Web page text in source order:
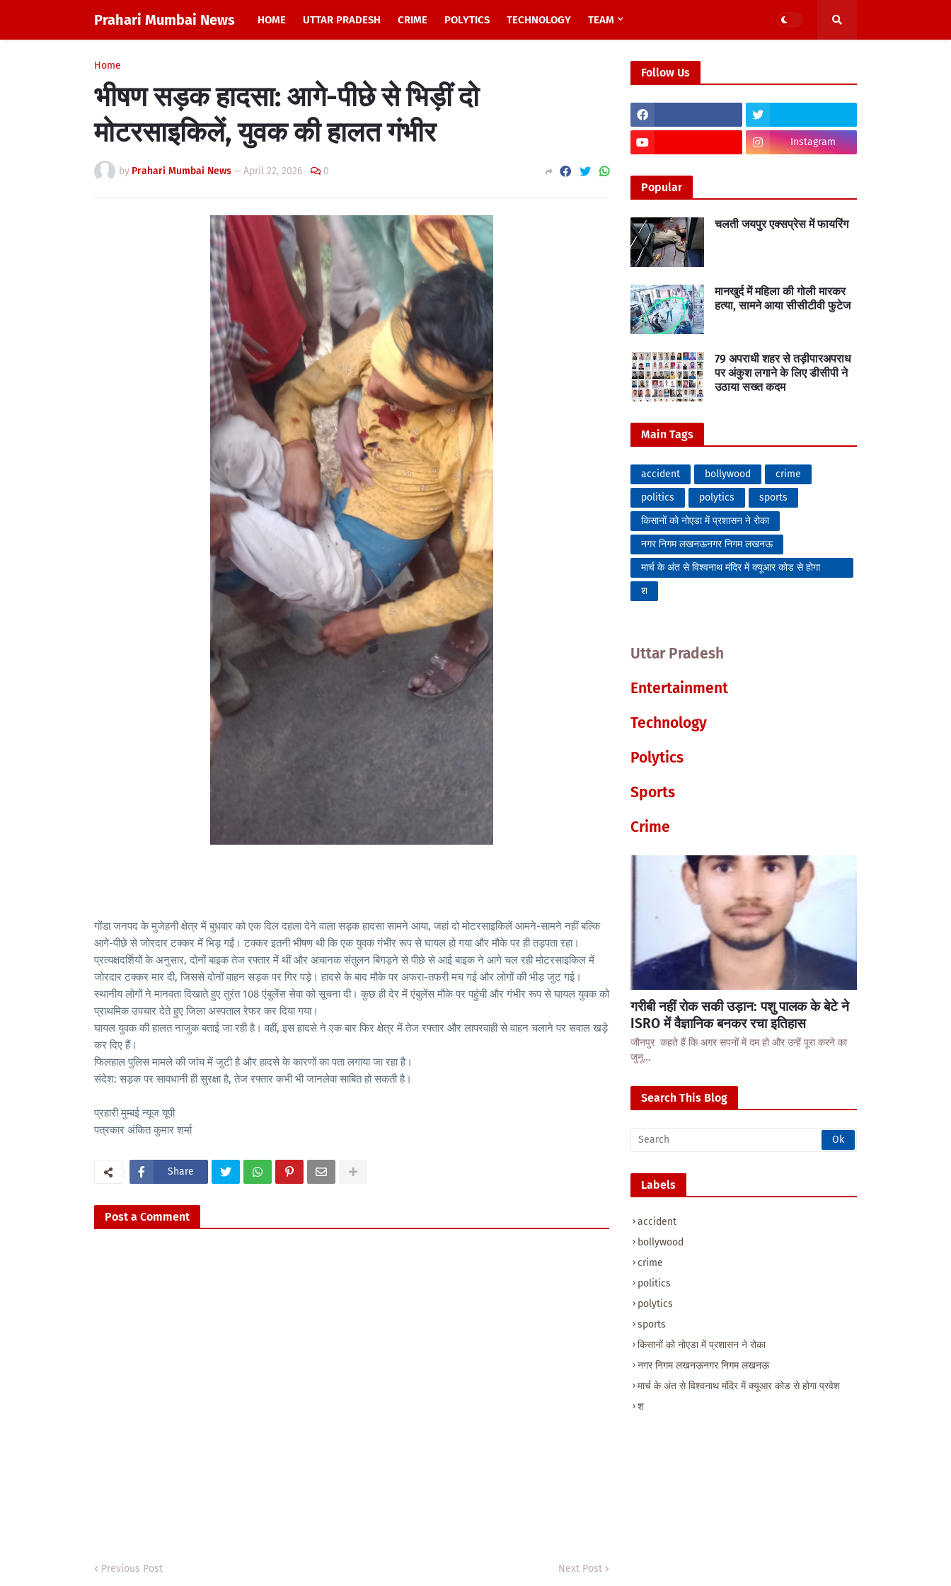
Prahari Mumbai News HOME UTTAR PRADESH CRIME POLYTICS TECHNOLOGY TEAM
Home
भीषण सड़क हादसा: आगे-पीछे से भिड़ीं दो
मोटरसाइकिलें, युवक की हालत गंभीर
by Prahari Mumbai News—April 22, 2026 0
गोंडा जनपद के मुजेहनी क्षेत्र में बुधवार को एक दिल दहला देने वाला सड़क हादसा सामने आया, जहां दो मोटरसाइकिलें आमने-सामने नहीं बल्कि
आगे-पीछे से जोरदार टक्कर में भिड़ गईं। टक्कर इतनी भीषण थी कि एक युवक गंभीर रूप से घायल हो गया और मौके पर ही तड़पता रहा।
प्रत्यक्षदर्शियों के अनुसार, दोनों बाइक तेज रफ्तार में थीं और अचानक संतुलन बिगड़ने से पीछे से आई बाइक ने आगे चल रही मोटरसाइकिल में
जोरदार टक्कर मार दी, जिससे दोनों वाहन सड़क पर गिर पड़े। हादसे के बाद मौके पर अफरा-तफरी मच गई और लोगों की भीड़ जुट गई।
स्थानीय लोगों ने मानवता दिखाते हुए तुरंत 108 एंबुलेंस सेवा को सूचना दी। कुछ ही देर में एंबुलेंस मौके पर पहुंची और गंभीर रूप से घायल युवक को
प्राथमिक उपचार देते हुए जिला अस्पताल रेफर कर दिया गया।
घायल युवक की हालत नाजुक बताई जा रही है। वहीं, इस हादसे ने एक बार फिर क्षेत्र में तेज रफ्तार और लापरवाही से वाहन चलाने पर सवाल खड़े
कर दिए हैं।
फिलहाल पुलिस मामले की जांच में जुटी है और हादसे के कारणों का पता लगाया जा रहा है।
संदेश: सड़क पर सावधानी ही सुरक्षा है, तेज रफ्तार कभी भी जानलेवा साबित हो सकती है।
प्रहारी मुम्बई न्यूज यूपी
पत्रकार अंकित कुमार शर्मा
Share
Post a Comment
Previous Post Next Post
Follow Us
Instagram
Popular
चलती जयपुर एक्सप्रेस में फायरिंग
मानखुर्द में महिला की गोली मारकर
हत्या, सामने आया सीसीटीवी फुटेज
79 अपराधी शहर से तड़ीपारअपराध
पर अंकुश लगाने के लिए डीसीपी ने
उठाया सख्त कदम
Main Tags
accident bollywood
crime
politics
polytics
sports
किसानों को नोएडा में प्रशासन ने रोका
नगर निगम लखनऊनगर निगम लखनऊ
मार्च के अंत से विश्वनाथ मंदिर में क्यूआर कोड से होगा
प्रवेश
श
Uttar Pradesh
Entertainment
Technology
Polytics
Sports
Crime
गरीबी नहीं रोक सकी उड़ान: पशु पालक के बेटे ने
ISRO में वैज्ञानिक बनकर रचा इतिहास
जौनपुर कहते हैं कि अगर सपनों में दम हो और उन्हें पूरा करने का
जुनू…
Search This Blog
Labels
accident
bollywood
crime
politics
polytics
sports
किसानों को नोएडा में प्रशासन ने रोका
नगर निगम लखनऊनगर निगम लखनऊ
मार्च के अंत से विश्वनाथ मंदिर में क्यूआर कोड से होगा प्रवेश
श